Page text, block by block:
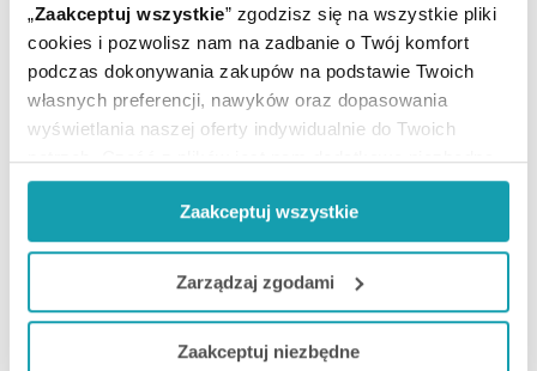
„Zaakceptuj wszystkie” zgodzisz się na wszystkie pliki
cookies i pozwolisz nam na zadbanie o Twój komfort
podczas dokonywania zakupów na podstawie Twoich
własnych preferencji, nawyków oraz dopasowania
wyświetlania naszej oferty indywidualnie do Twoich
potrzeb. Część z plików jest nam dodatkowo niezbędna
do prawidłowego działania Portalu oraz jego
funkcjonalności. W zależności od funkcji, dane o tym jak
korzystasz z naszej witryny będą również przekazywane
do naszych Partnerów marketingowych i analitycznych.
Jeżeli chcesz dostosować swoją zgodę i wybrać tylko
niektóre dodatkowe funkcje, z którymi wiąże się
Zaakceptuj wszystkie
Zarządzaj zgodami
Zaakceptuj niezbędne
Na śniegu często dochodzi do złamań, zwichnięć i
innych urazów. Jak im zapobiec? O czym warto pamiętać
przed wyjściem na stok lub lodowisko – podpowiada
ekspert alleco.pl.